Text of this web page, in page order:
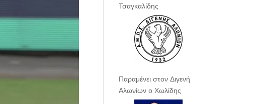
Τσαγκαλίδης
Παραμένει στον Διγενή
Αλωνίων ο Χωλίδης